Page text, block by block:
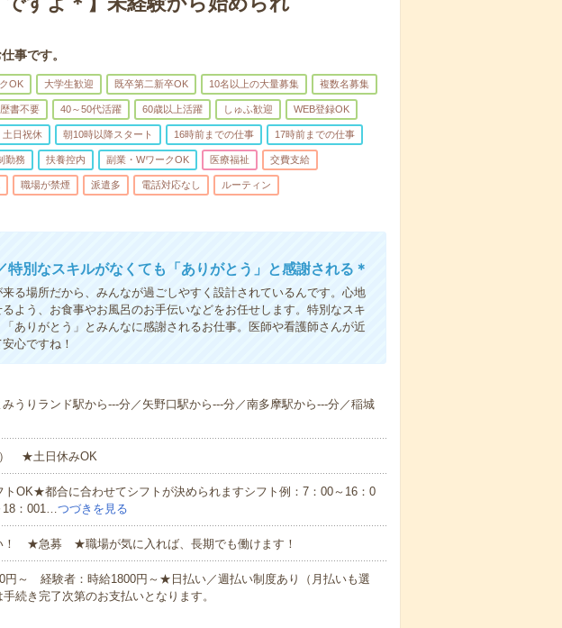
事です。
OK 大学生歓迎 既卒第二新卒OK 10名以上の大量募集 複数名募集
書不要 40～50代活躍 60歳以上活躍 しゅふ歓迎 WEB登録OK
土日祝休 朝10時以降スタート 16時前までの仕事 17時前までの仕事
勤務 扶養控内 副業・WワークOK 医療福祉 交費支給
職場が禁煙 派遣多 電話対応なし ルーティン
特別なスキルがなくても「ありがとう」と感謝される＊
る場所だから、みんなが過ごしやすく設計されているんです。心地
よう、お食事やお風呂のお手伝いなどをお任せします。特別なスキ
ありがとう」とみんなに感謝されるお仕事。医師や看護師さんが近
心ですね！
うりランド駅から---分／矢野口駅から---分／南多摩駅から---分／稲城
） ★土日休みOK
OK★都合に合わせてシフトが決められますシフト例：7：00～16：0
18：001…つづきを見る
！ ★急募 ★職場が気に入れば、長期でも働けます！
円～ 経験者：時給1800円～★日払い／週払い制度あり（月払いも選
続き完了次第のお支払いとなります。